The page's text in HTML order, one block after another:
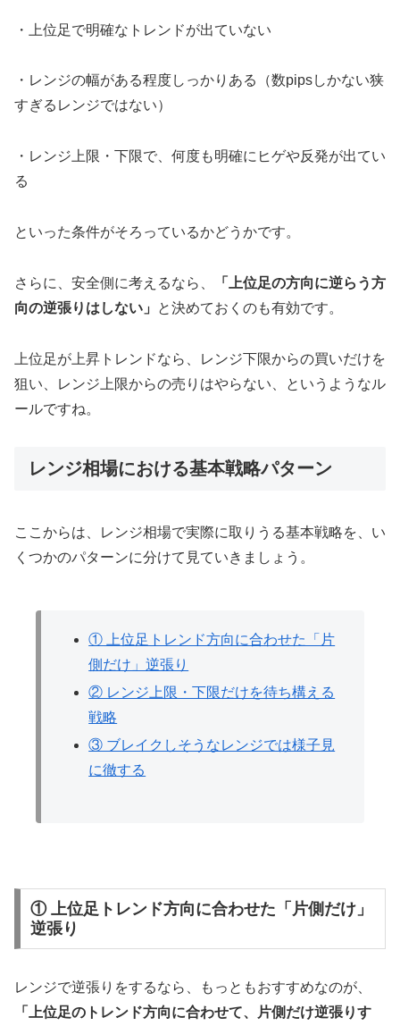
・上位足で明確なトレンドが出ていない
・レンジの幅がある程度しっかりある（数pipsしかない狭
すぎるレンジではない）
・レンジ上限・下限で、何度も明確にヒゲや反発が出てい
る
といった条件がそろっているかどうかです。
さらに、安全側に考えるなら、
「上位足の方向に逆らう方
向の逆張りはしない」
と決めておくのも有効です。
上位足が上昇トレンドなら、レンジ下限からの買いだけを
狙い、レンジ上限からの売りはやらない、というようなル
ールですね。
レンジ相場における基本戦略パターン
ここからは、レンジ相場で実際に取りうる基本戦略を、い
くつかのパターンに分けて見ていきましょう。
① 上位足トレンド方向に合わせた「片
側だけ」逆張り
② レンジ上限・下限だけを待ち構える
戦略
③ ブレイクしそうなレンジでは様子見
に徹する
① 上位足トレンド方向に合わせた「片側だけ」
逆張り
レンジで逆張りをするなら、もっともおすすめなのが、
「上位足のトレンド方向に合わせて、片側だけ逆張りす